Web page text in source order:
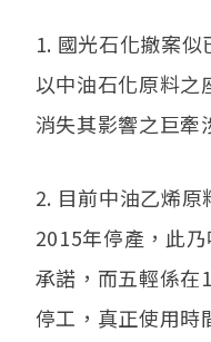
1. 國光石化撤案
以中油石化原料之
消失其影響之巨牽
2. 目前中油乙烯
2015年停產，此
承諾，而五輕係在
停工，真正使用